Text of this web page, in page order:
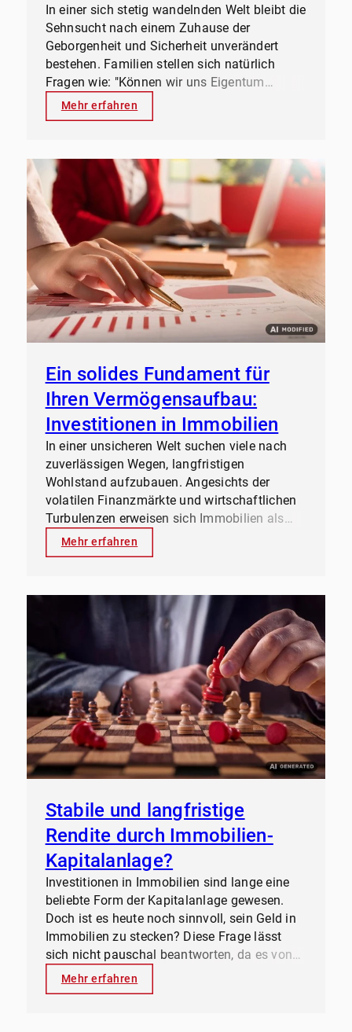
In einer sich stetig wandelnden Welt bleibt die
Sehnsucht nach einem Zuhause der
Geborgenheit und Sicherheit unverändert
bestehen. Familien stellen sich natürlich
Fragen wie: "Können wir uns Eigentum
überhaupt leisten? Wie finden wir das
perfekte Haus für uns? Welches
von der Fülle an Informationen, Risiken und
Aspekten überwältigt und wissen nicht, wo
Sie anfangen sollen?
Mehr erfahren
Ein solides Fundament für
Ihren Vermögensaufbau:
Investitionen in Immobilien
In einer unsicheren Welt suchen viele nach
zuverlässigen Wegen, langfristigen
Wohlstand aufzubauen. Angesichts der
volatilen Finanzmärkte und wirtschaftlichen
Turbulenzen erweisen sich Immobilien als
eine der robustesten und ertragreichsten
Anlageformen.
Mehr erfahren
Stabile und langfristige
Rendite durch Immobilien-
Kapitalanlage?
Investitionen in Immobilien sind lange eine
beliebte Form der Kapitalanlage gewesen.
Doch ist es heute noch sinnvoll, sein Geld in
Immobilien zu stecken? Diese Frage lässt
sich nicht pauschal beantworten, da es von
verschiedenen Faktoren abhängt,
einschließlich des Standorts, des aktuellen
Mehr erfahren